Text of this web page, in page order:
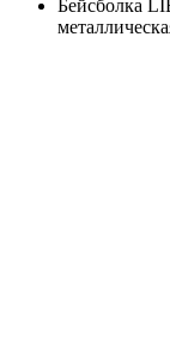
Бейсболка